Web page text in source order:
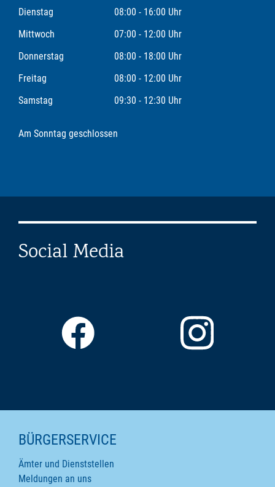
Dienstag
08:00 - 16:00 Uhr
Mittwoch
07:00 - 12:00 Uhr
Donnerstag
08:00 - 18:00 Uhr
Freitag
08:00 - 12:00 Uhr
Samstag
09:30 - 12:30 Uhr
Am Sonntag geschlossen
Social Media
SEITENINHALTE
BÜRGERSERVICE
Ämter und Dienststellen
Meldungen an uns